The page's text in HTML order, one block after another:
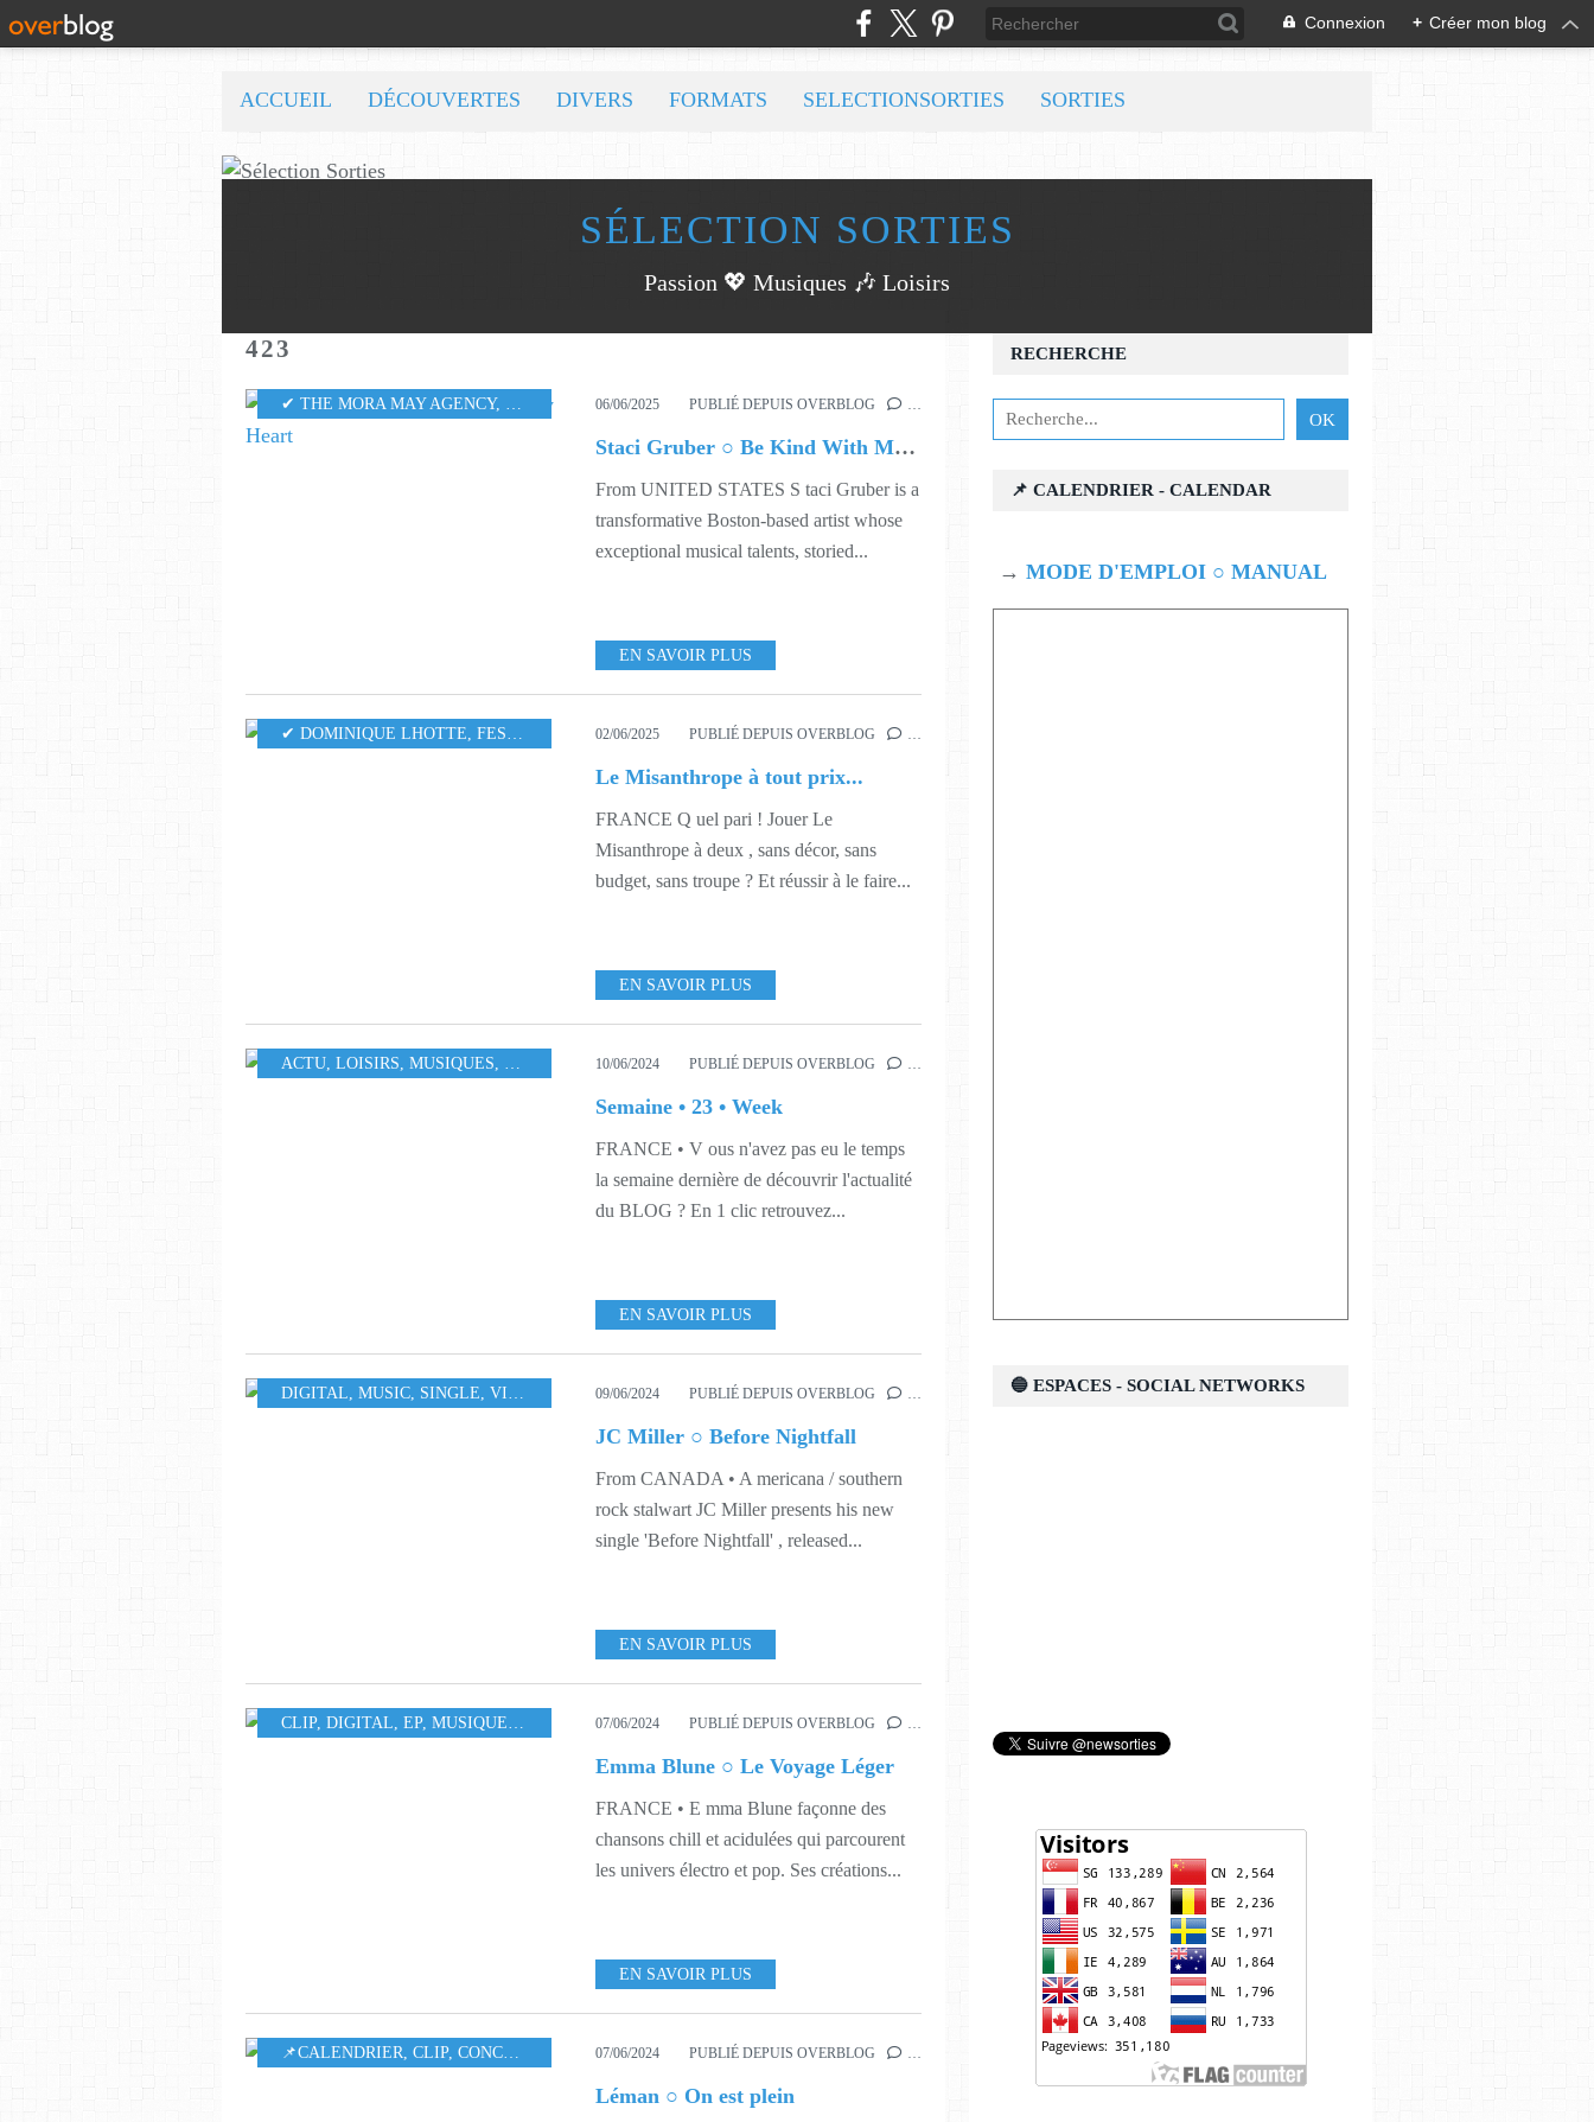
Connexion + Créer mon blog
SÉLECTION SORTIES
Passion 💖 Musiques 🎶 Loisirs
ACCUEIL DÉCOUVERTES DIVERS FORMATS SELECTIONSORTIES SORTIES
423
✔ THE MORA MAY AGENCY, MUSIC 06/06/2025 PUBLIÉ DEPUIS OVERBLOG …
Staci Gruber ○ Be Kind With My Heart
From UNITED STATES S taci Gruber is a
transformative Boston-based artist whose
exceptional musical talents, storied...
EN SAVOIR PLUS
✔ DOMINIQUE LHOTTE, FESTIVAL OFF D'AVIGNON 2025 ,THEATRE,423
02/06/2025 PUBLIÉ DEPUIS OVERBLOG …
Le Misanthrope à tout prix...
FRANCE Q uel pari ! Jouer Le
Misanthrope à deux , sans décor, sans
budget, sans troupe ? Et réussir à le faire...
EN SAVOIR PLUS
ACTU, LOISIRS, MUSIQUES, 423 10/06/2024 PUBLIÉ DEPUIS OVERBLOG …
Semaine • 23 • Week
FRANCE • V ous n'avez pas eu le temps
la semaine dernière de découvrir l'actualité
du BLOG ? En 1 clic retrouvez...
EN SAVOIR PLUS
DIGITAL, MUSIC, SINGLE, VIDEO WORLD,423,SHAMELESS PROMOTION PR
09/06/2024 PUBLIÉ DEPUIS OVERBLOG …
JC Miller ○ Before Nightfall
From CANADA • A mericana / southern
rock stalwart JC Miller presents his new
single 'Before Nightfall' , released...
EN SAVOIR PLUS
CLIP, DIGITAL, EP, MUSIQUE, 423 SOUND&VISION
07/06/2024 PUBLIÉ DEPUIS OVERBLOG …
Emma Blune ○ Le Voyage Léger
FRANCE • E mma Blune façonne des
chansons chill et acidulées qui parcourent
les univers électro et pop. Ses créations...
EN SAVOIR PLUS
​​​​​​​📌CALENDRIER, CLIP, CONCERT DIGITAL,EP,MUSIQUE,423,448 ,AGENCE RISE UP
07/06/2024 PUBLIÉ DEPUIS OVERBLOG …
Léman ○ On est plein
RECHERCHE
📌 CALENDRIER - CALENDAR
→ MODE D'EMPLOI ○ MANUAL
🔵 ESPACES - SOCIAL NETWORKS